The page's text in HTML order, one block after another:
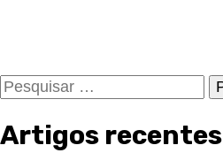
Pesquisar
por:
Artigos recentes